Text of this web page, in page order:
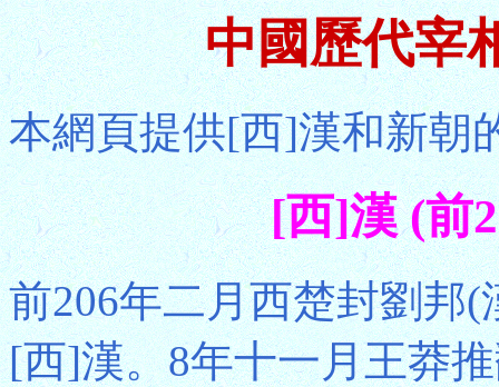
中國歷代宰
本網頁提供[西]漢和新朝
[西]漢 (前
前206年二月西楚封劉邦
[西]漢。8年十一月王莽